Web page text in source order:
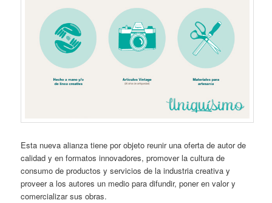
Esta nueva alianza tiene por objeto reunir una oferta de autor de
calidad y en formatos innovadores, promover la cultura de
consumo de productos y servicios de la industria creativa y
proveer a los autores un medio para difundir, poner en valor y
comercializar sus obras.